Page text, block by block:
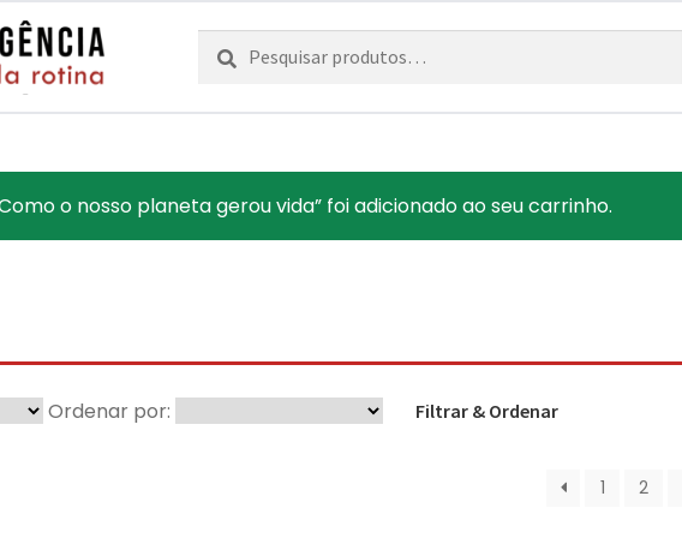
Pesquisar
por:
Pesquisa
Como o nosso planeta gerou vida” foi adicionado ao seu carrinho.
Ordenar por: Filtrar & Ordenar
1 2